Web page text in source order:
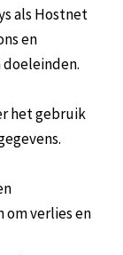
als Hostnet
en
het gebruik
om verlies en